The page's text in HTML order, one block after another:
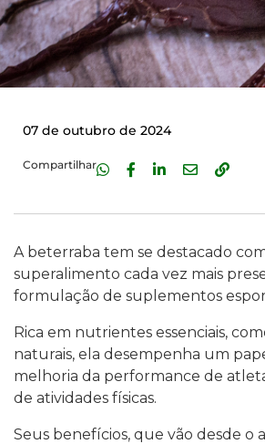
07 de outubro de 2024
Compartilhar
A beterraba tem se destacado
superalimento cada vez mais
formulação de suplementos
Rica em nutrientes essenciais,
naturais, ela desempenha um
melhoria da performance de
de atividades físicas.
Seus benefícios, que vão desde o